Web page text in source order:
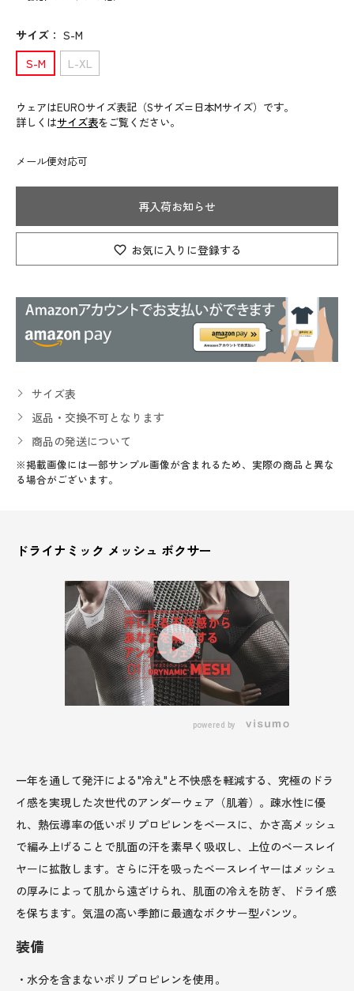
サイズ ： S-M
S-M
L-XL
ウェアはEUROサイズ表記（Sサイズ=日本Mサイズ）です。
詳しくはサイズ表をご覧ください。
メール便対応可
再入荷お知らせ
お気に入りに登録する
サイズ表
返品・交換不可となります
商品の発送について
※掲載画像には一部サンプル画像が含まれるため、実際の商品と異な
る場合がございます。
ドライナミック メッシュ ボクサー
powered by
一年を通して発汗による"冷え"と不快感を軽減する、究極のドラ
イ感を実現した次世代のアンダーウェア（肌着）。疎水性に優
れ、熱伝導率の低いポリプロピレンをベースに、かさ高メッシュ
で編み上げることで肌面の汗を素早く吸収し、上位のベースレイ
ヤーに拡散します。さらに汗を吸ったベースレイヤーはメッシュ
の厚みによって肌から遠ざけられ、肌面の冷えを防ぎ、ドライ感
を保ちます。気温の高い季節に最適なボクサー型パンツ。
装備
・水分を含まないポリプロピレンを使用。